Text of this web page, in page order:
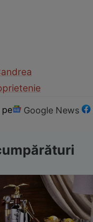
prietenie
pe Google News